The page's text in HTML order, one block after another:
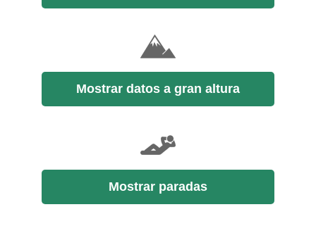
Mostrar datos a gran altura
Mostrar paradas